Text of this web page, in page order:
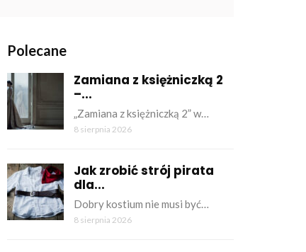
Polecane
Zamiana z księżniczką 2
–...
„Zamiana z księżniczką 2” w…
8 sierpnia 2026
Jak zrobić strój pirata
dla...
Dobry kostium nie musi być…
8 sierpnia 2026